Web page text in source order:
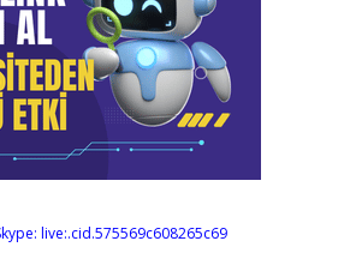
live:.cid.575569c608265c69